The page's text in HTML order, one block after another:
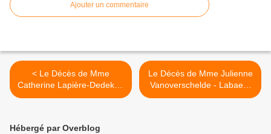
Ajouter un commentaire
< Le Décès de Mme
Catherine Lapière-Dedeken
(Juillet 2019).
Le Décès de Mme Julienne
Vanoverschelde - Labaere
(Juillet 2019). >
Hébergé par Overblog